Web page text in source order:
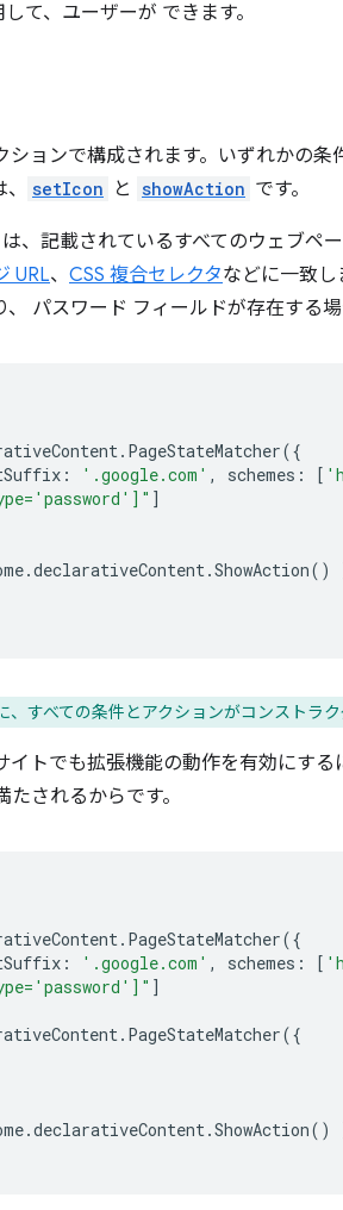
て、ユーザーが できます。
ションで構成されます。いずれかの
setIcon と showAction です。
は、記載されているすべてのウェブペ
URL、 CSS 複合セレクタなどに一致し
、 パスワード フィールドが存在する
. PageStateMatcher({
: '.google.com' , schemes : [
]
.declarativeContent.ShowAction()
すべての条件とアクションがコンストラク
トでも拡張機能の動作を有効にす
されるからです。
. PageStateMatcher({
: '.google.com' , schemes : [
]
. PageStateMatcher({
.declarativeContent.ShowAction()